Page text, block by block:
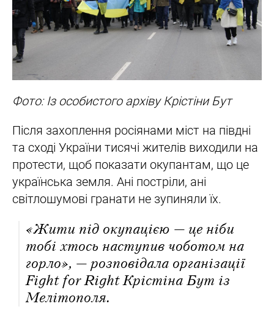
Фото: Із особистого архіву Крістіни Бут
Після захоплення росіянами міст на півдні
та сході України тисячі жителів виходили на
протести, щоб показати окупантам, що це
українська земля. Ані постріли, ані
світлошумові гранати не зупиняли їх.
«Жити під окупацією — це ніби
тобі хтось наступив чоботом на
горло», — розповідала організації
Fight for Right Крістіна Бут із
Мелітополя.